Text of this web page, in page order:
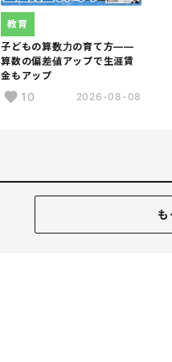
子どもの算数力の育て方――
算数の偏差値アップで生涯賃
金もアップ
教育
10 2026-08-08
も